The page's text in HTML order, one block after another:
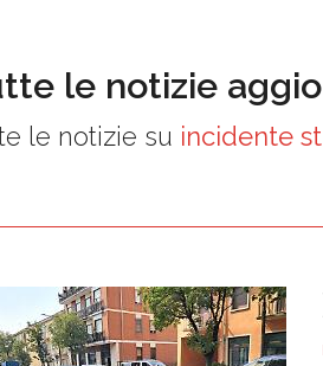
le notizie
le notizie su incidente